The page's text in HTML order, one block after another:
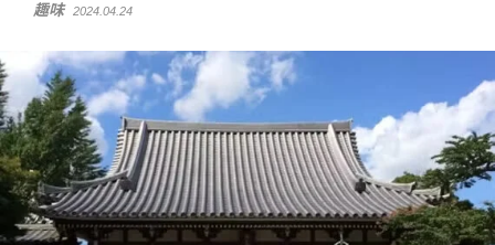
趣味 2024.04.24